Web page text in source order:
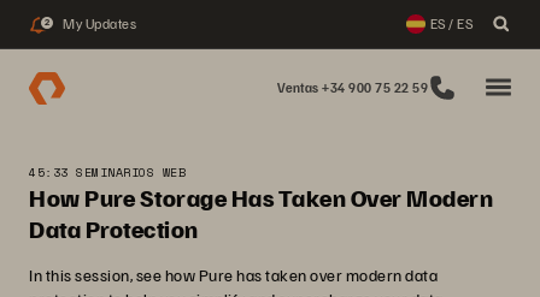
2 My Updates ES / ES
Ventas +34 900 75 22 59
45:33 SEMINARIOS WEB
How Pure Storage Has Taken Over Modern
Data Protection
In this session, see how Pure has taken over modern data